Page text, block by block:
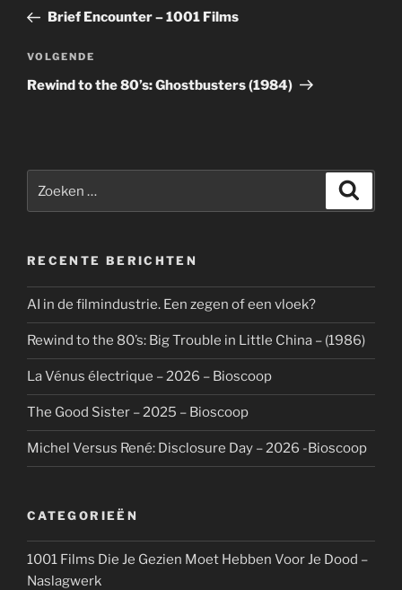
bericht
Brief Encounter – 1001 Films
Volgend
bericht
VOLGENDE
Rewind to the 80’s: Ghostbusters (1984)
naar:
RECENTE BERICHTEN
AI in de filmindustrie. Een zegen of een vloek?
Rewind to the 80’s: Big Trouble in Little China – (1986)
La Vénus électrique – 2026 – Bioscoop
The Good Sister – 2025 – Bioscoop
Michel Versus René: Disclosure Day – 2026 -Bioscoop
CATEGORIEËN
1001 Films Die Je Gezien Moet Hebben Voor Je Dood –
Naslagwerk